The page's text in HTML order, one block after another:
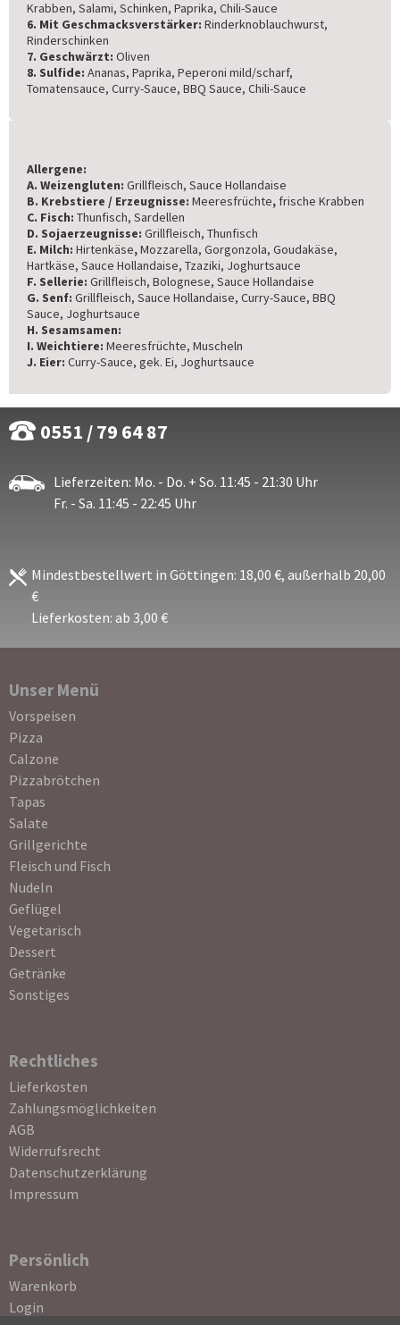
Krabben, Salami, Schinken, Paprika, Chili-Sauce
6. Mit Geschmacksverstärker: Rinderknoblauchwurst,
Rinderschinken
7. Geschwärzt: Oliven
8. Sulfide: Ananas, Paprika, Peperoni mild/scharf,
Tomatensauce, Curry-Sauce, BBQ Sauce, Chili-Sauce
Allergene:
A. Weizengluten: Grillfleisch, Sauce Hollandaise
B. Krebstiere / Erzeugnisse: Meeresfrüchte, frische Krabben
C. Fisch: Thunfisch, Sardellen
D. Sojaerzeugnisse: Grillfleisch, Thunfisch
E. Milch: Hirtenkäse,Mozzarella, Gorgonzola, Goudakäse,
Hartkäse, Sauce Hollandaise, Tzaziki, Joghurtsauce
F. Sellerie: Grillfleisch, Bolognese, Sauce Hollandaise
G. Senf: Grillfleisch, Sauce Hollandaise, Curry-Sauce, BBQ
Sauce, Joghurtsauce
H. Sesamsamen:
I. Weichtiere: Meeresfrüchte, Muscheln
J. Eier: Curry-Sauce, gek. Ei, Joghurtsauce
0551 / 79 64 87
Lieferzeiten: Mo. - Do. + So. 11:45 - 21:30 Uhr
Fr. - Sa. 11:45 - 22:45 Uhr
Mindestbestellwert in Göttingen: 18,00 €, außerhalb 20,00
€
Lieferkosten: ab 3,00 €
Unser Menü
Navigation
überspringen
Vorspeisen
Pizza
Calzone
Pizzabrötchen
Tapas
Salate
Grillgerichte
Fleisch und Fisch
Nudeln
Geflügel
Vegetarisch
Dessert
Getränke
Sonstiges
Rechtliches
Navigation
überspringen
Lieferkosten
Zahlungsmöglichkeiten
AGB
Widerrufsrecht
Datenschutzerklärung
Impressum
Persönlich
Navigation
überspringen
Warenkorb
Login